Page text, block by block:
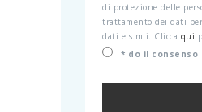
di protezione delle
trattamento dei dati
dati e s.m.i. Clicca qui
* do il consenso